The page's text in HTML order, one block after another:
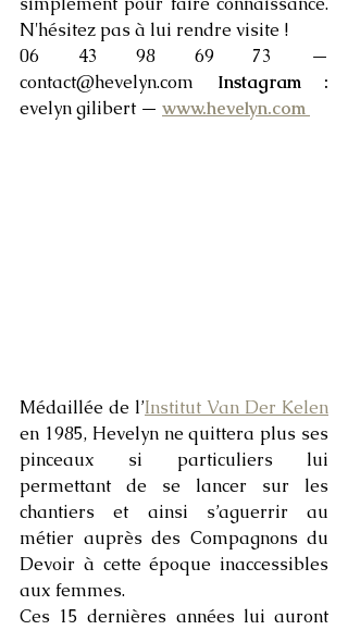
N'hésitez pas à lui rendre visite !
06 43 98 69 73 —
contact@hevelyn.com
evelyn gilibert — www.hevelyn.com
Médaillée de l’Institut Van Der Kelen
en 1985, Hevelyn ne quittera plus ses
pinceaux si particuliers lui
permettant de se lancer sur les
chantiers et ainsi s’aguerrir au
métier auprès des Compagnons du
Devoir à cette époque inaccessibles
aux femmes.
Ces 15 dernières années lui auront